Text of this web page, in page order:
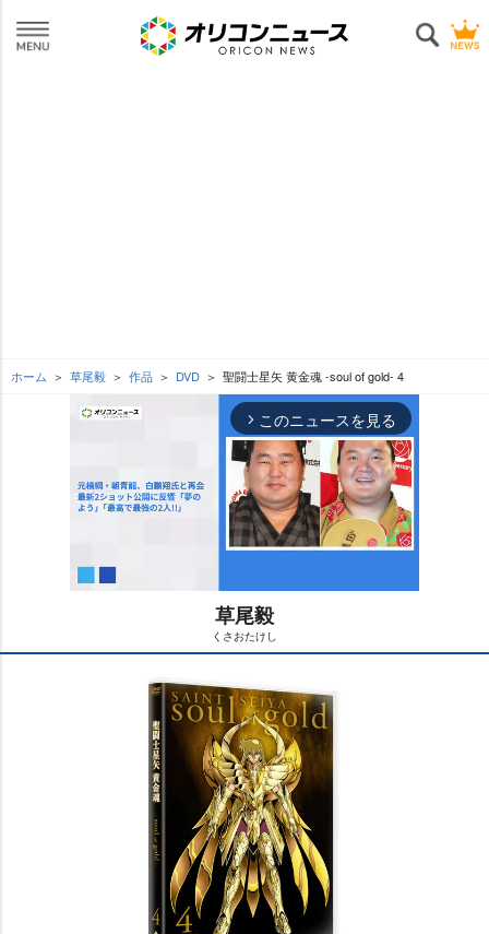
ホーム 草尾毅 作品 DVD 聖闘士星矢 黄金魂 -soul of gold- 4
arrow_forward_ios このニュースを見る
M
草尾毅
くさおたけし